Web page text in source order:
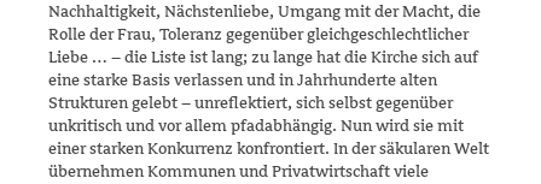
Nachhaltigkeit, Nächsten­liebe, Umgang mit der Macht, die
Rolle der Frau, Toleranz gegenüber gleichgeschlechtlicher
Liebe … – die Liste ist lang; zu lange hat die Kirche sich auf
eine starke Basis verlassen und in Jahrhunderte alten
Strukturen gelebt – unreflektiert, sich selbst gegenüber
unkritisch und vor allem pfadabhängig. Nun wird sie mit
einer starken Konkurrenz konfrontiert. In der säkularen Welt
übernehmen Kommunen und Pri­vatwirtschaft viele